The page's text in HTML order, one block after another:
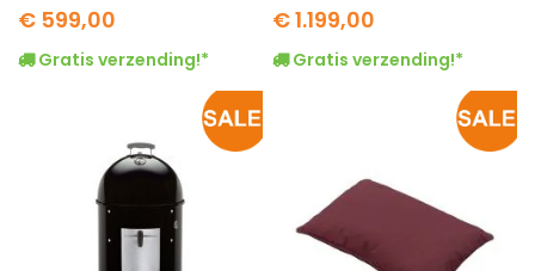
€ 599,00
Gratis verzending!*
€ 1.199,00
Gratis verzending!*